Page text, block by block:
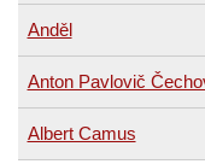
Anděl
Anton Pavlovič
Albert Camus